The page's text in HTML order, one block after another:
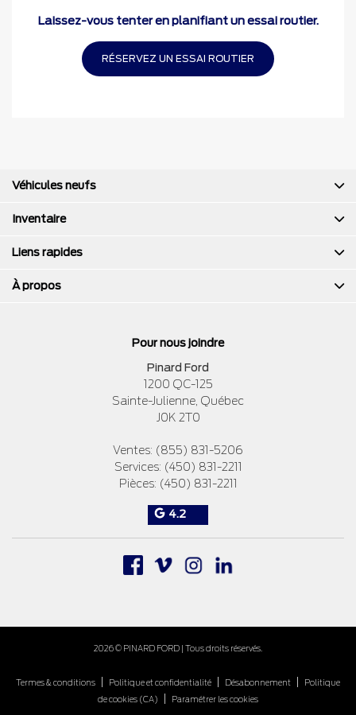
Laissez-vous tenter en planifiant un essai routier.
RÉSERVEZ UN ESSAI ROUTIER
Pour nous joindre
Pinard Ford
1200 QC-125
Sainte-Julienne Québec
J0K 2T0
Ventes: (855) 831-5206
Services: (450) 831-2211
Pièces: (450) 831-2211
4.2
Véhicules neufs
Inventaire
Liens rapides
À propos
2026 © PINARD FORD | Tous droits réservés.
Termes & conditions Politique et confidentialité Désabonnement
Politique
de cookies (CA)
Paramétrer les cookies